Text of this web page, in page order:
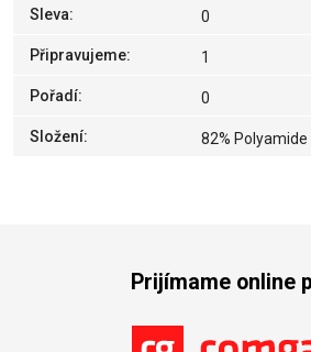
Sleva: 0
Připravujeme: 1
Pořadí: 0
Složení: 82%
Prijímame online